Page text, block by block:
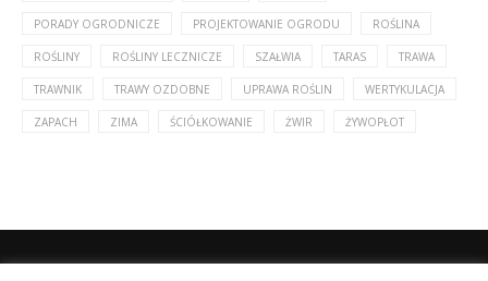
PORADY OGRODNICZE PROJEKTOWANIE OGRODU ROŚLINA
ROŚLINY ROŚLINY LECZNICZE SZAŁWIA TARAS TRAWA
TRAWNIK TRAWY OZDOBNE UPRAWA ROŚLIN WERTYKULACJA
ZAPACH ZIMA ŚCIÓŁKOWANIE ŻWIR ŻYWOPŁOT